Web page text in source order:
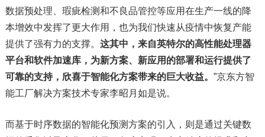
数据预处理、瑕疵检测和不良品管控等应用在生产一线的降
本增效中发挥了更大作用，也为我们快速从疫情中恢复产能
提供了强有力的支撑。 这其中，来自英特尔的高性能处理器
平台和软件加速库，为新方案、新应用的部署和运行提供了
可靠的支持，欣喜于智能化方案带来的巨大收益。 ”京东方智
能工厂解决方案技术专家李昭月如是说。
而基于时序数据的智能化预测方案的引入，则是通过关键数